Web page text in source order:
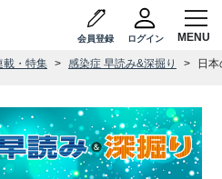
会員登録 ログイン
載・特集 感染症 早読み&深掘り 日